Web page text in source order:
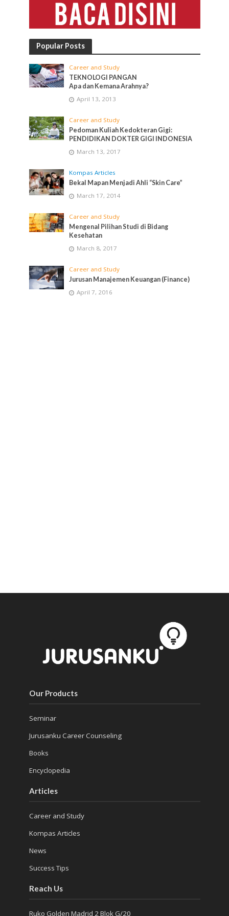
Popular Posts
Career and Study
TEKNOLOGI PANGAN
Apa dan Kemana Arahnya?
April 13, 2013
Career and Study
Pedoman Kuliah Kedokteran Gigi:
PENDIDIKAN DOKTER GIGI INDONESIA
March 13, 2017
Kompas Articles
Bekal Mapan Menjadi Ahli “Skin Care”
March 17, 2014
Career and Study
Mengenal Pilihan Studi di Bidang
Kesehatan
March 8, 2017
Career and Study
Jurusan Manajemen Keuangan (Finance)
April 7, 2016
Our Products
Seminar
Jurusanku Career Counseling
Books
Encyclopedia
Articles
Career and Study
Kompas Articles
News
Success Tips
Reach Us
Ruko Golden Madrid 2 Blok G/20